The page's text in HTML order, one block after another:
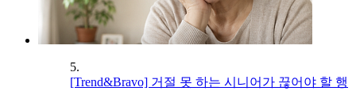
5.
[Trend&Bravo] 거절 못 하는 시니어가 끊어야 할 행